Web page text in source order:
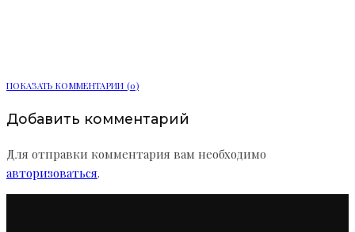
ПОКАЗАТЬ КОММЕНТАРИИ (0)
Добавить комментарий
Для отправки комментария вам необходимо
авторизоваться.